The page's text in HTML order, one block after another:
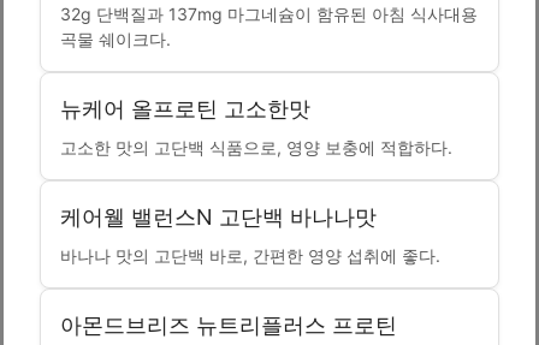
32g 단백질과 137mg 마그네슘이 함유된 아침 식사대용
곡물 쉐이크다.
뉴케어 올프로틴 고소한맛
고소한 맛의 고단백 식품으로, 영양 보충에 적합하다.
케어웰 밸런스N 고단백 바나나맛
바나나 맛의 고단백 바로, 간편한 영양 섭취에 좋다.
아몬드브리즈 뉴트리플러스 프로틴